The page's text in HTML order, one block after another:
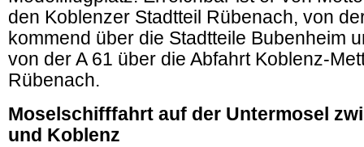
den Koblenzer Stadtteil Rübenach, von
kommend über die Stadtteile Bubenheim
von der A 61 über die Abfahrt Koblenz-
Rübenach.
Moselschifffahrt auf der Untermosel
und Koblenz